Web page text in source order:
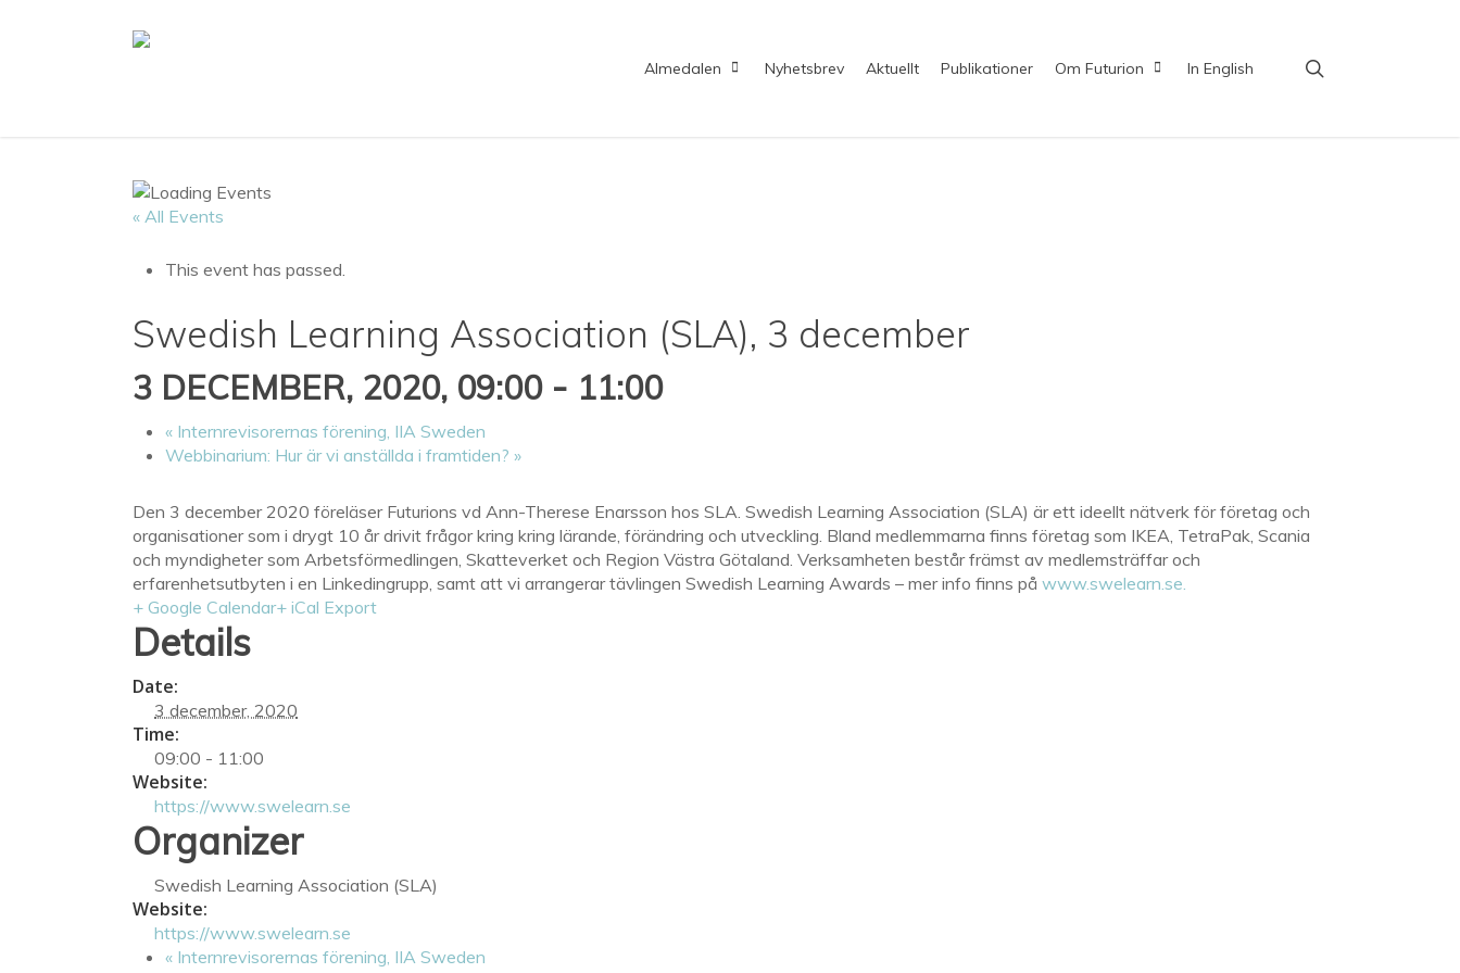
Almedalen Nyhetsbrev Aktuellt Publikationer Om Futurion In English
« All Events
This event has passed.
Swedish Learning Association (SLA), 3 december
3 DECEMBER, 2020, 09:00- 11:00
« Internrevisorernas förening, IIA Sweden
Webbinarium: Hur är vi anställda i framtiden? »
Den 3 december 2020 föreläser Futurions vd Ann-Therese Enarsson hos SLA. Swedish Learning Association (SLA) är ett ideellt nätverk för företag och
organisationer som i drygt 10 år drivit frågor kring kring lärande, förändring och utveckling. Bland medlemmarna finns företag som IKEA, TetraPak, Scania
och myndigheter som Arbetsförmedlingen, Skatteverket och Region Västra Götaland. Verksamheten består främst av medlemsträffar och
erfarenhetsutbyten i en Linkedingrupp, samt att vi arrangerar tävlingen Swedish Learning Awards – mer info finns på www.swelearn.se.
+ Google Calendar+ iCal Export
Details
Date:
3 december, 2020
Time:
09:00 - 11:00
Website:
https://www.swelearn.se
Organizer
Swedish Learning Association (SLA)
Website:
https://www.swelearn.se
« Internrevisorernas förening, IIA Sweden